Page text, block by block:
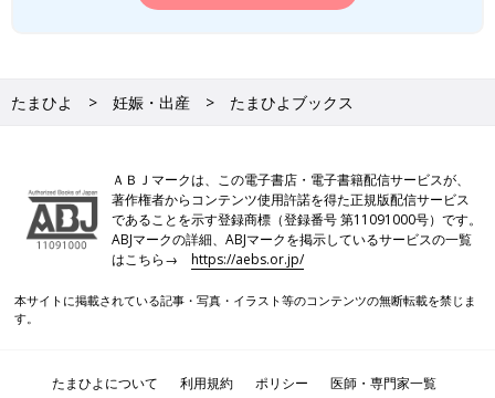
たまひよ 妊娠・出産 たまひよブックス
ＡＢＪマークは、この電子書店・電子書籍配信サービスが、
著作権者からコンテンツ使用許諾を得た正規版配信サービス
であることを示す登録商標（登録番号 第11091000号）です。
ABJマークの詳細、ABJマークを掲示しているサービスの一覧
はこちら→https://aebs.or.jp/
本サイトに掲載されている記事・写真・イラスト等のコンテンツの無断転載を禁じま
す。
たまひよについて 利用規約 ポリシー 医師・専門家一覧